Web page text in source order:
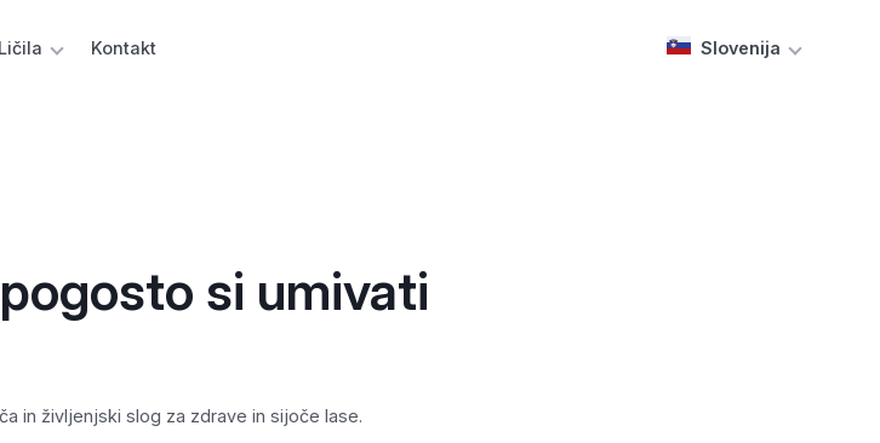
Ličila Kontakt Slovenija
si umivati
in življenjski slog za zdrave in sijoče lase.